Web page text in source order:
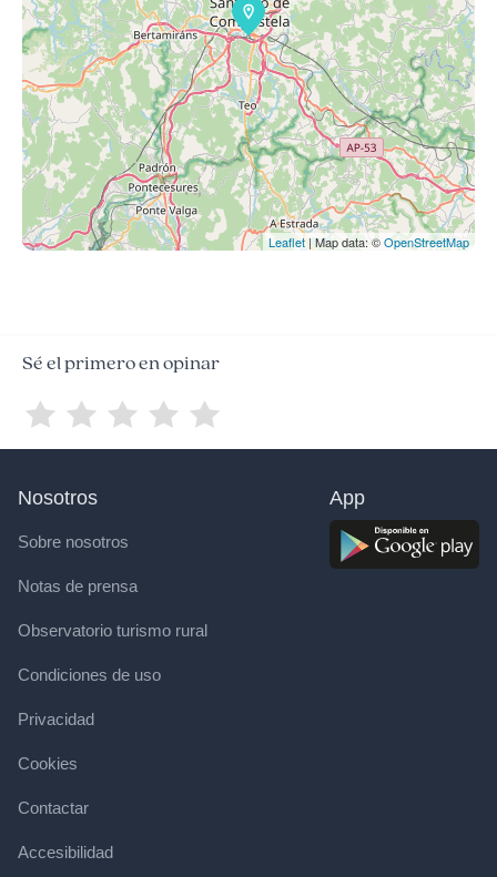
Leaflet| Map data: ©OpenStreetMap
Sé el primero en opinar
Nosotros
Sobre nosotros
Notas de prensa
Observatorio turismo rural
Condiciones de uso
Privacidad
Cookies
Contactar
Accesibilidad
App